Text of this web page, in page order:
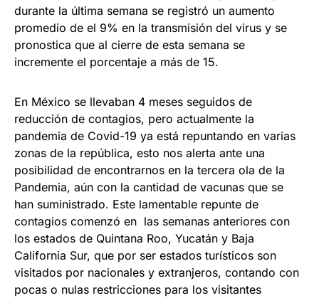
durante la última semana se registró un aumento
promedio de el 9% en la transmisión del virus y se
pronostica que al cierre de esta semana se
incremente el porcentaje a más de 15.
En México se llevaban 4 meses seguidos de
reducción de contagios, pero actualmente la
pandemia de Covid-19 ya está repuntando en varias
zonas de la república, esto nos alerta ante una
posibilidad de encontrarnos en la tercera ola de la
Pandemia, aún con la cantidad de vacunas que se
han suministrado. Este lamentable repunte de
contagios comenzó en las semanas anteriores con
los estados de Quintana Roo, Yucatán y Baja
California Sur, que por ser estados turísticos son
visitados por nacionales y extranjeros, contando con
pocas o nulas restricciones para los visitantes